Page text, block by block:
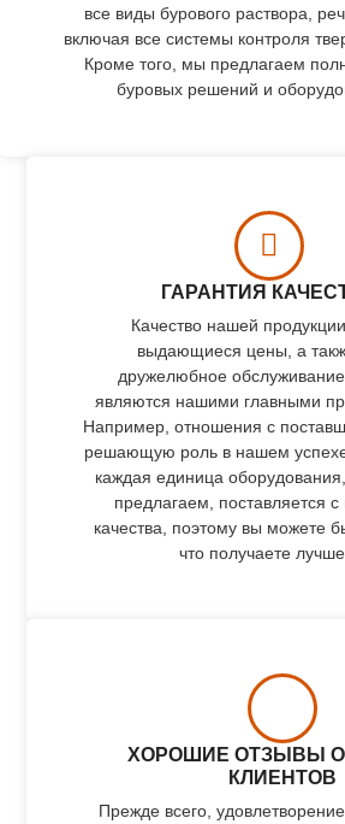
все виды бурового раствора,
включая все системы контроля
Кроме того, мы предлагаем
буровых решений и
ГАРАНТИЯ
Качество нашей
выдающиеся цены, а
дружелюбное
являются нашими главными
Например, отношения с
решающую роль в нашем
каждая единица
предлагаем, поставляется с
качества, поэтому вы можете
что получаете
ХОРОШИЕ ОТЗЫВЫ
КЛИЕНТОВ
Прежде всего,